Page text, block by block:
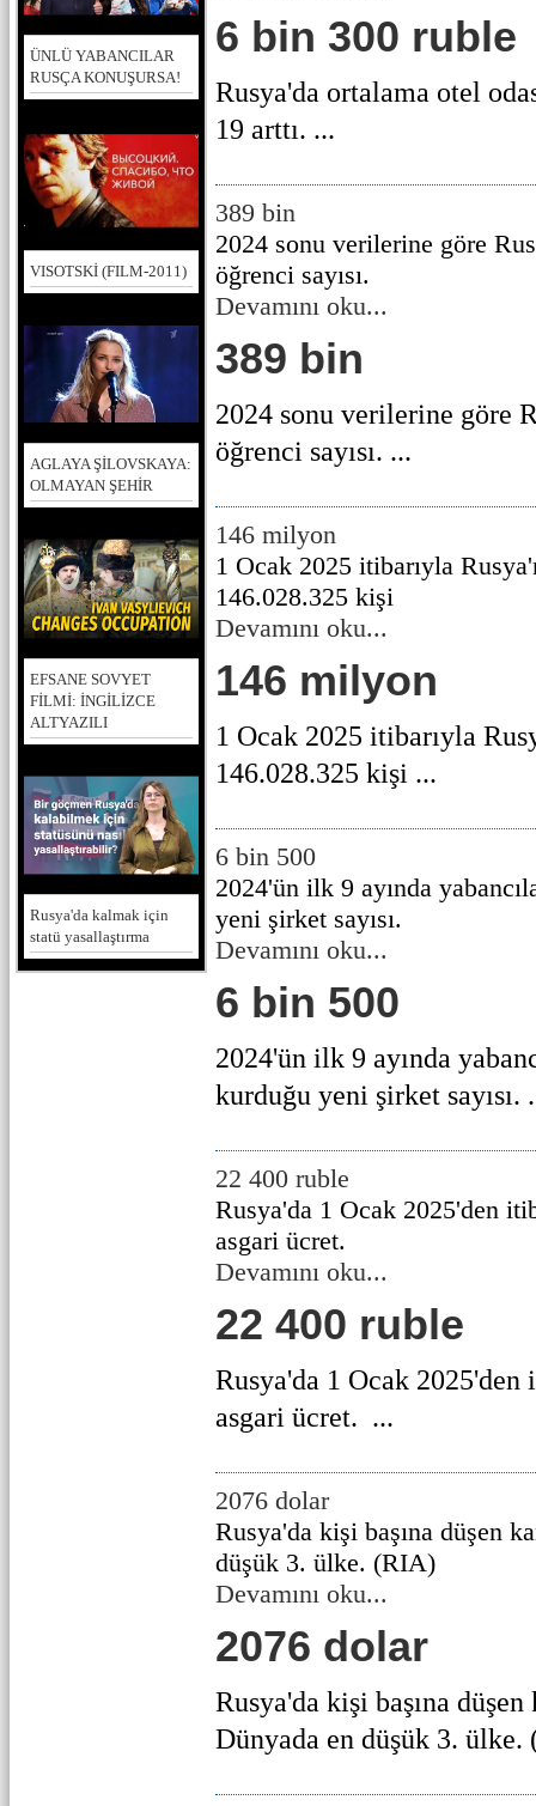
ÜNLÜ YABANCILAR
RUSÇA KONUŞURSA!
VISOTSKİ (FILM-2011)
AGLAYA ŞİLOVSKAYA:
OLMAYAN ŞEHİR
EFSANE SOVYET
FİLMİ: İNGİLİZCE
ALTYAZILI
Rusya'da kalmak için
statü yasallaştırma
6 bin 300 ruble
Rusya'da ortalama otel
19 arttı. ...
389 bin
2024 sonu verilerine göre
öğrenci sayısı.
Devamını oku...
389 bin
2024 sonu verilerine göre
öğrenci sayısı. ...
146 milyon
1 Ocak 2025 itibarıyla
146.028.325 kişi
Devamını oku...
146 milyon
1 Ocak 2025 itibarıyla
146.028.325 kişi ...
6 bin 500
2024'ün ilk 9 ayında
yeni şirket sayısı.
Devamını oku...
6 bin 500
2024'ün ilk 9 ayında
kurduğu yeni şirket sayısı.
22 400 ruble
Rusya'da 1 Ocak 2025'den
asgari ücret.
Devamını oku...
22 400 ruble
Rusya'da 1 Ocak
asgari ücret. ...
2076 dolar
Rusya'da kişi başına düşen
düşük 3. ülke. (RIA)
Devamını oku...
2076 dolar
Rusya'da kişi başına
Dünyada en düşük 3.